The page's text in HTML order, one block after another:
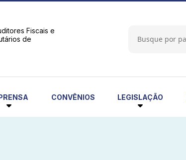
Fiscais e
de
CONVÊNIOS LEGISLAÇÃO